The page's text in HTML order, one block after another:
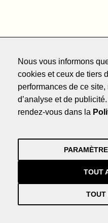
Hôtels
Restaurants
La Costa Brava
Promotions
Magazine
Restaurants
Magazine
Nous vous informons
cookies et ceux de tiers
performances de ce
d’analyse et de
rendez-vous dans la
TOUT
TOUT